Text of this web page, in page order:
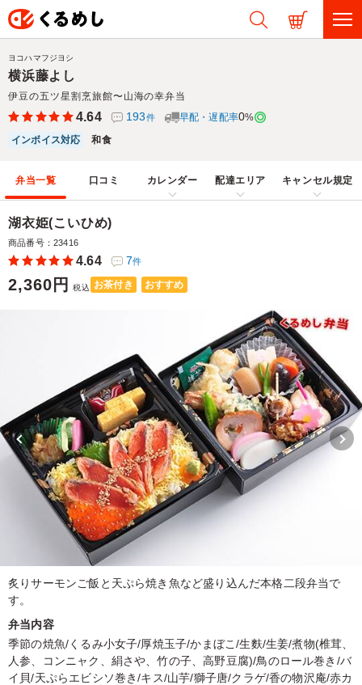
横浜藤よし
伊豆の五ツ星割烹旅館〜山海の幸弁当
ヨコハマフジヨシ
4.64 193件 早配・遅配率0%
インボイス対応
和食
弁当一覧 口コミ カレンダー 配達エリア キャンセル規定
湖衣姫(こいひめ)
商品番号：23416
4.64 7件
2,360円 税込 お茶付き おすすめ
炙りサーモンご飯と天ぷら焼き魚など盛り込んだ本格二段弁当で
す。
弁当内容
季節の焼魚/くるみ小女子/厚焼玉子/かまぼこ/生麩/生姜/煮物(椎茸、
人参、コンニャク、絹さや、竹の子、高野豆腐)/鳥のロール巻き/バ
イ貝/天ぷらエビシソ巻き/キス/山芋/獅子唐/クラゲ/香の物沢庵/赤カ